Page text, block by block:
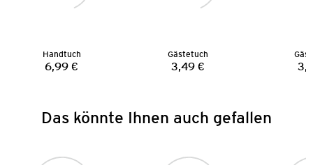
Handtuch
Preis:
6,99 €
Gästetuch
Preis:
3,49 €
Das könnte Ihnen auch gefallen